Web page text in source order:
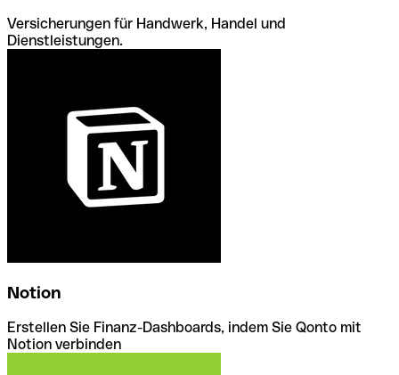
Versicherungen für Handwerk, Handel und
Dienstleistungen.
Notion
Erstellen Sie Finanz-Dashboards, indem Sie Qonto mit
Notion verbinden